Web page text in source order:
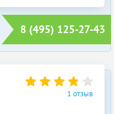
8 (495) 125-27-43
1 отзыв